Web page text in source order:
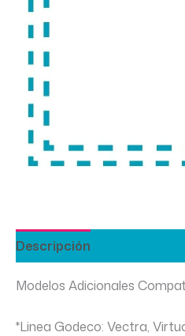
Descripción
Modelos Adicionales
*Linea Godeco: Vectra,